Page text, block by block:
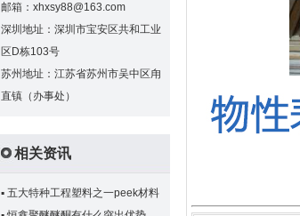
邮箱：xhxsy88@163.com
深圳地址：深圳市宝安区共和工业
区D栋103号
苏州地址：江苏省苏州市吴中区甪
直镇（办事处）
相关资讯
▪ 五大特种工程塑料之一peek材料